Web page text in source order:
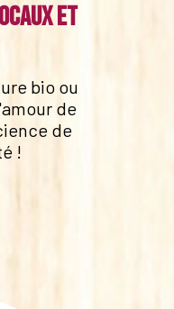
et
bio ou
de
de
!